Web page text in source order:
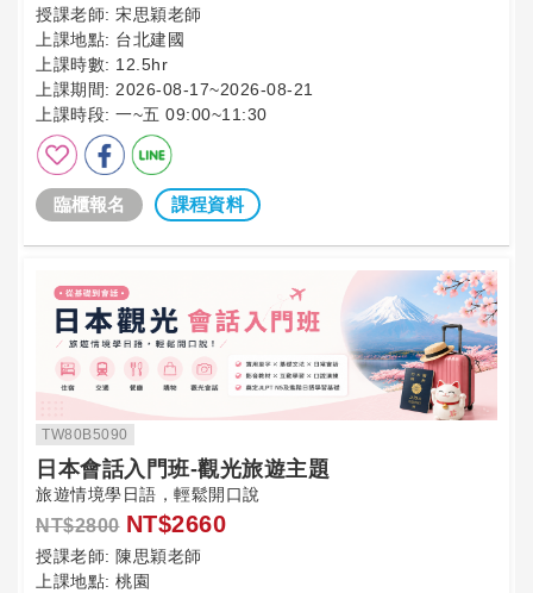
授課老師: 宋思穎老師
上課地點: 台北建國
上課時數: 12.5hr
上課期間: 2026-08-17~2026-08-21
上課時段: 一~五 09:00~11:30
臨櫃報名 課程資料
TW80B5090
日本會話入門班-觀光旅遊主題
旅遊情境學日語，輕鬆開口說
NT$2800 NT$2660
授課老師: 陳思穎老師
上課地點: 桃園